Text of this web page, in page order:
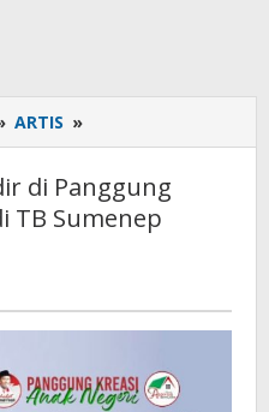
ARTIS »
DA2
Hadir
di
TB
Sumenep
di Panggung
TB Sumenep